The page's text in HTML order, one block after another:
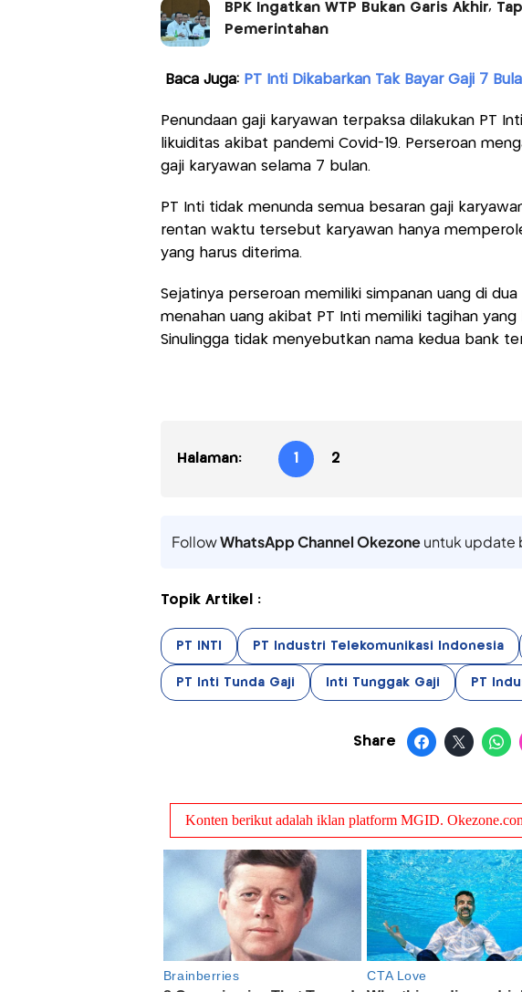
BPK Ingatkan WTP Bukan Garis Akhir,
Pemerintahan
Baca Juga: PT Inti Dikabarkan Tak Bayar Gaji 7
Penundaan gaji karyawan terpaksa dilakukan PT
likuiditas akibat pandemi Covid-19. Perseroan
gaji karyawan selama 7 bulan.
PT Inti tidak menunda semua besaran gaji
rentan waktu tersebut karyawan hanya
yang harus diterima.
Sejatinya perseroan memiliki simpanan uang di
menahan uang akibat PT Inti memiliki tagihan yang
Sinulingga tidak menyebutkan nama kedua bank
Halaman: 1 2
FollowWhatsApp Channel Okezoneuntuk update
Topik Artikel :
PT INTI PT Industri Telekomunikasi Indonesia
PT Inti Tunda Gaji Inti Tunggak Gaji PT
Share